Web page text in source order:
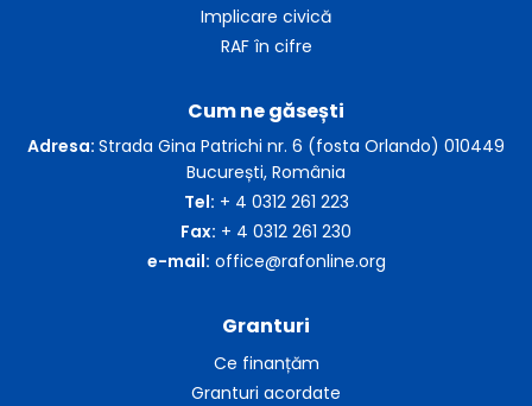
Implicare civică
RAF în cifre
Granturi
Ce finanțăm
Granturi acordate
Cum ne găsești
Adresa: Strada Gina Patrichi nr. 6 (fosta Orlando) 010449
București, România
Tel: + 4 0312 261 223
Fax: + 4 0312 261 230
e-mail: office@rafonline.org